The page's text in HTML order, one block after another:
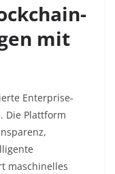
mit
Enterprise-
Die Plattform
maschinelles